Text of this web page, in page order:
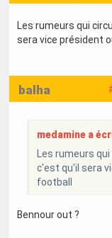
Les rumeurs qui
sera vice président
balha
medamine a
Les rumeurs
c'est qu'il sera
football
Bennour out ?